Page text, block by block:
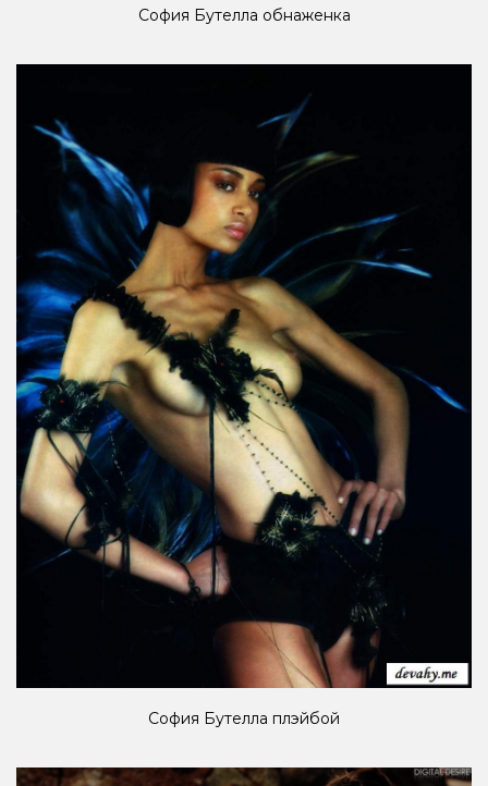
София Бутелла обнаженка
София Бутелла плэйбой